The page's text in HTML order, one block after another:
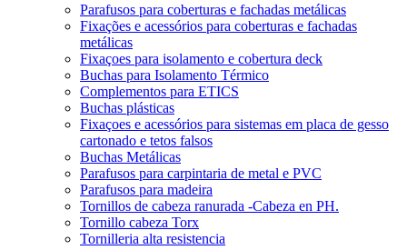
Parafusos para coberturas e fachadas metálicas
Fixações e acessórios para coberturas e fachadas
metálicas
Fixaçoes para isolamento e cobertura deck
Buchas para Isolamento Térmico
Complementos para ETICS
Buchas plásticas
Fixaçoes e acessórios para sistemas em placa de gesso
cartonado e tetos falsos
Buchas Metálicas
Parafusos para carpintaria de metal e PVC
Parafusos para madeira
Tornillos de cabeza ranurada -Cabeza en PH.
Tornillo cabeza Torx
Tornilleria alta resistencia